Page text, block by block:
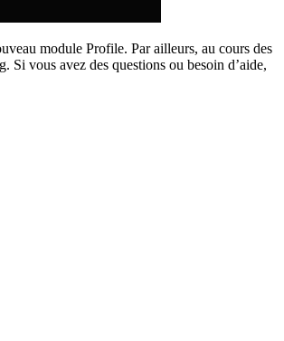
module Profile. Par ailleurs, au cours des
Si vous avez des questions ou besoin d’aide,